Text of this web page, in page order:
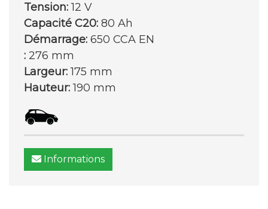
Tension:12 V
Capacité C20: 80 Ah
Démarrage: 650 CCA EN
: 276 mm
Largeur:175 mm
Hauteur:190 mm
Informations